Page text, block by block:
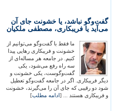
گفت‌وگو نباشد، یا خشونت جای آن
می‌آید یا فریبکاری، مصطفی ملکیان
ما فقط با گفت‌وگو می‌توانیم از
خشونت و فریبکاری رهایی پیدا
کنیم. در جامعه هر مساله‌ای از
سه راه رفع می‌شود، یکی
گفت‌وگوست، یکی خشونت و
دیگر فریبکاری. اگر در جامعه گفت‌وگو تعطیل
شود دو رقیبی که جای آن را می‌گیرند، خشونت
و فریبکاری هستند ... [ادامه مطلب]